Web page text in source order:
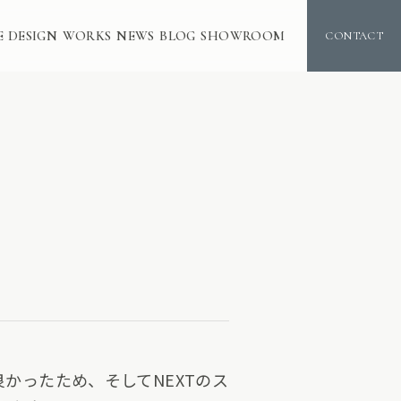
DESIGN WORKS NEWS BLOG SHOWROOM CONTACT
ったため、そしてNEXTのス